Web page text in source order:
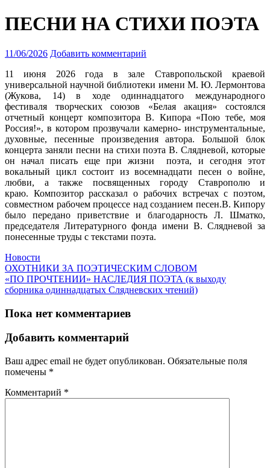
ПЕСНИ НА СТИХИ ПОЭТА
11/06/2026 Добавить комментарий
11 июня 2026 года в зале Ставропольской краевой
универсальной научной библиотеки имени М. Ю. Лермонтова
(Жукова, 14) в ходе одиннадцатого международного
фестиваля творческих союзов «Белая акация» состоялся
отчетный концерт композитора В. Кипора «Пою тебе, моя
Россия!», в котором прозвучали камерно- инструментальные,
духовные, песенные произведения автора. Большой блок
концерта заняли песни на стихи поэта В. Слядневой, которые
он начал писать еще при жизни поэта, и сегодня этот
вокальный цикл состоит из восемнадцати песен о войне,
любви, а также посвященных городу Ставрополю и
краю. Композитор рассказал о рабочих встречах с поэтом,
совместном рабочем процессе над созданием песен.В. Кипору
было передано приветствие и благодарность Л. Шматко,
председателя Литературного фонда имени В. Слядневой за
понесенные труды с текстами поэта.
Новости
ОХОТНИКИ ЗА ПОЭТИЧЕСКИМ СЛОВОМ
«ПО ПРОЧТЕНИИ» НАСЛЕДИЯ ПОЭТА (к выходу
сборника одиннадцатых Слядневских чтений)
Пока нет комментариев
Добавить комментарий
Ваш адрес email не будет опубликован. Обязательные поля
помечены *
Комментарий *